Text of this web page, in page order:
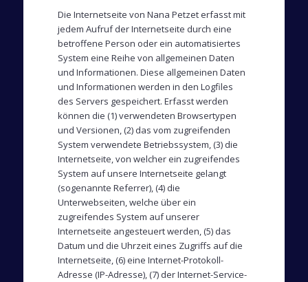
Die Internetseite von Nana Petzet erfasst mit
jedem Aufruf der Internetseite durch eine
betroffene Person oder ein automatisiertes
System eine Reihe von allgemeinen Daten
und Informationen. Diese allgemeinen Daten
und Informationen werden in den Logfiles
des Servers gespeichert. Erfasst werden
können die (1) verwendeten Browsertypen
und Versionen, (2) das vom zugreifenden
System verwendete Betriebssystem, (3) die
Internetseite, von welcher ein zugreifendes
System auf unsere Internetseite gelangt
(sogenannte Referrer), (4) die
Unterwebseiten, welche über ein
zugreifendes System auf unserer
Internetseite angesteuert werden, (5) das
Datum und die Uhrzeit eines Zugriffs auf die
Internetseite, (6) eine Internet-Protokoll-
Adresse (IP-Adresse), (7) der Internet-Service-